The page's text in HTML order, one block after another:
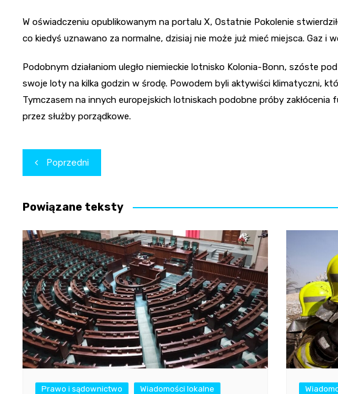
W oświadczeniu opublikowanym na portalu X, Ostatnie Pokolenie
co kiedyś uznawano za normalne, dzisiaj nie może już mieć miejsca. Gaz i
Podobnym działaniom uległo niemieckie lotnisko Kolonia-Bonn, szóste
swoje loty na kilka godzin w środę. Powodem byli aktywiści klimatyczni,
Tymczasem na innych europejskich lotniskach podobne próby zakłócenia
przez służby porządkowe.
Nawigacja
wpisu
Poprzedni
Powiązane teksty
Prawo i sądownictwo Wiadomości lokalne